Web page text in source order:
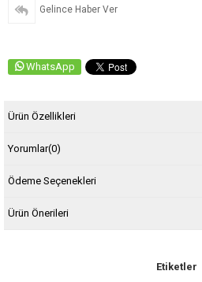
Gelince Haber Ver
WhatsApp
Ürün Özellikleri
Yorumlar(0)
Ödeme Seçenekleri
Ürün Önerileri
Etiketler